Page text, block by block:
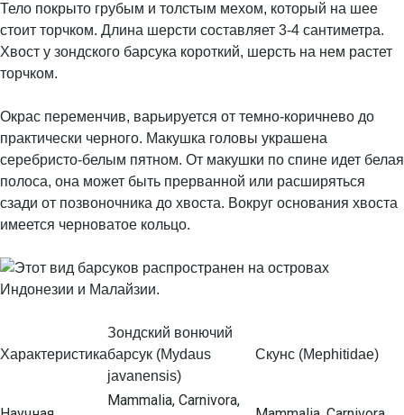
Тело покрыто грубым и толстым мехом, который на шее
стоит торчком. Длина шерсти составляет 3-4 сантиметра.
Хвост у зондского барсука короткий, шерсть на нем растет
торчком.
Окрас переменчив, варьируется от темно-коричнево до
практически черного. Макушка головы украшена
серебристо-белым пятном. От макушки по спине идет белая
полоса, она может быть прерванной или расширяться
сзади от позвоночника до хвоста. Вокруг основания хвоста
имеется черноватое кольцо.
Характеристика
Зондский вонючий
барсук (Mydaus
javanensis)
Скунс (Mephitidae)
Mammalia, Carnivora,